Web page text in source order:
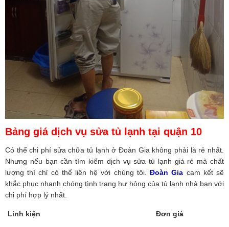
Bảng giá dịch vụ sửa tủ lạnh tại quận 10
Có thểchi phí sửa chữa tủ lạnhởĐoàn Gia không phải là rẻ nhất.
Nhưng nếu bạn cần tìm kiếm dịch vụ sửa tủ lạnh giá rẻ mà chất
lượng thì chỉ có thể liên hệ với chúng tôi.Đoàn Gia cam kết sẽ
khắc phục nhanh chóng tình trạng hư hỏng của tủ lạnh nhà bạn với
chi phí hợp lý nhất.
Linh kiện Đơn giá